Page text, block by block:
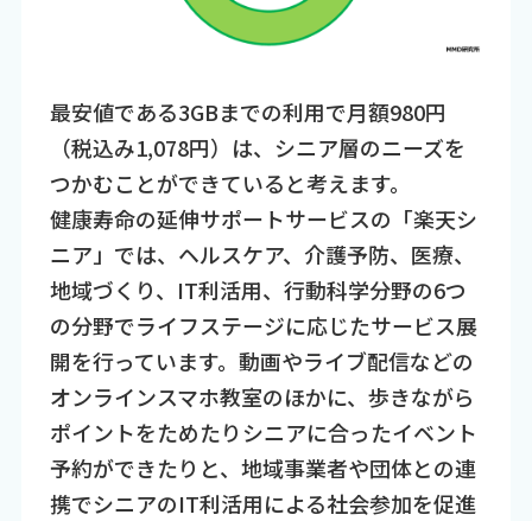
最安値である3GBまでの利用で月額980円
（税込み1,078円）は、シニア層のニーズを
つかむことができていると考えます。
健康寿命の延伸サポートサービスの「楽天シ
ニア」では、ヘルスケア、介護予防、医療、
地域づくり、IT利活用、行動科学分野の6つ
の分野でライフステージに応じたサービス展
開を行っています。動画やライブ配信などの
オンラインスマホ教室のほかに、歩きながら
ポイントをためたりシニアに合ったイベント
予約ができたりと、地域事業者や団体との連
携でシニアのIT利活用による社会参加を促進